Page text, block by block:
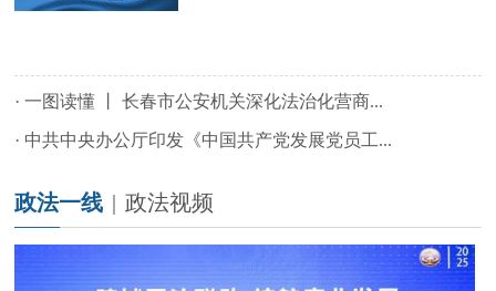
·一图读懂 丨 长春市公安机关深化法治化营商...
· 中共中央办公厅印发《中国共产党发展党员工...
政法一线 | 政法视频